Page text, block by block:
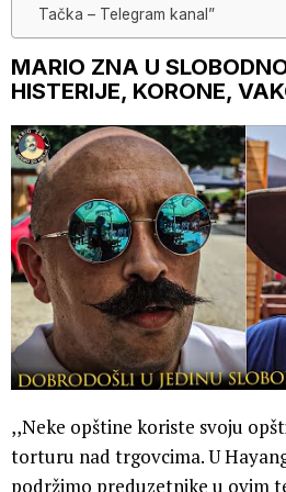
Tačka – Telegram kanal”
MARIO ZNA U
HISTERIJE, KORONE,
,,Neke opštine koriste svoju
torturu nad trgovcima. U
podržimo preduzetnike u ovim